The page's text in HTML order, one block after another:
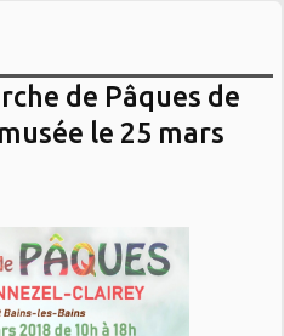
de Pâques de
le 25 mars